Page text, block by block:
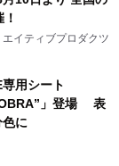
イティブプロダクツ
用シート
」登場 表
に